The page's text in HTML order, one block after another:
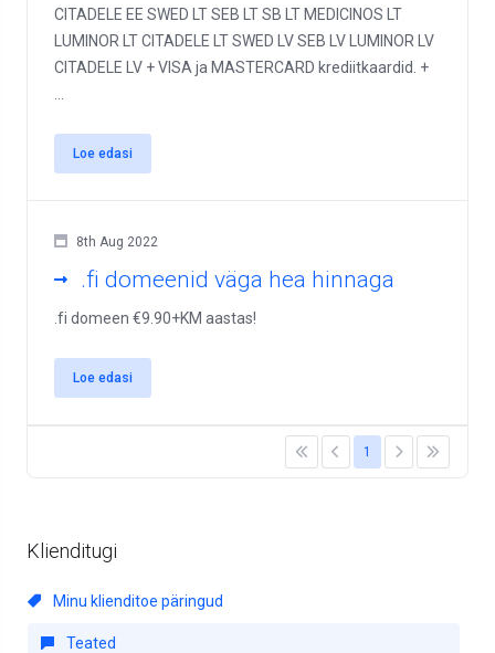
Klienditugi
Minu klienditoe päringud
Teated
CITADELE EE SWED LT SEB LT SB LT MEDICINOS LT
LUMINOR LT CITADELE LT SWED LV SEB LV LUMINOR LV
CITADELE LV + VISA ja MASTERCARD krediitkaardid. +
Loe edasi
8th Aug 2022
.fi domeenid väga hea hinnaga
.fi domeen €9.90+KM aastas!
Loe edasi
1